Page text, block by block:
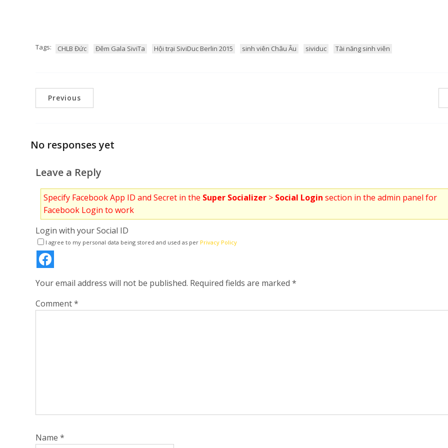
Tags: CHLB Đức Đêm Gala SiviTa Hội trại SiviDuc Berlin 2015 sinh viên Châu Âu sividuc Tài năng sinh viên
Previous
No responses yet
Leave a Reply
Specify Facebook App ID and Secret in the Super Socializer > Social Login section in the admin panel for
Facebook Login to work
Login with your Social ID
I agree to my personal data being stored and used as per Privacy Policy
Your email address will not be published. Required fields are marked *
Comment*
Name *